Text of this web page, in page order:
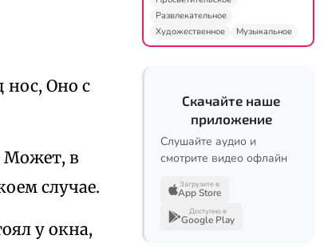
нос, Оно с
Может, в
случае.
у окна,
Развлекательное
Художественное
Музыкальное
Скачайте наше
приложение
Слушайте аудио и
смотрите видео офлайн
Загрузите в
App Store
Доступно в
Google Play